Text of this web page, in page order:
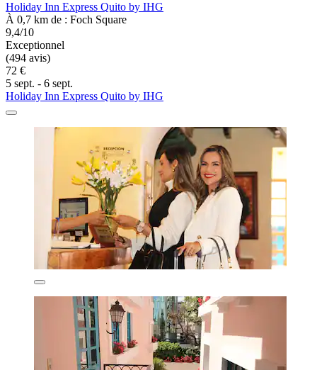
Holiday Inn Express Quito by IHG
À 0,7 km de : Foch Square
9,4/10
Exceptionnel
(494 avis)
72 €
5 sept. - 6 sept.
Holiday Inn Express Quito by IHG